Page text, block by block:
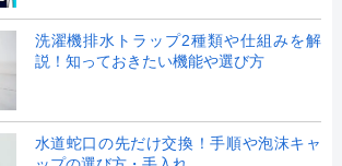
洗濯機排水トラップ2種類や仕組みを解
説！知っておきたい機能や選び方
水道蛇口の先だけ交換！手順や泡沫キャ